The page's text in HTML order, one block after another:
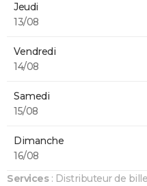
Jeudi
13/08
Vendredi
14/08
Samedi
15/08
Dimanche
16/08
Services: Distributeur de